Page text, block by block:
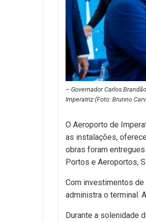
– Governador Carlos
Imperatriz (Foto: Brunno
O Aeroporto de
as instalações,
obras foram
Portos e Aeroportos,
Com investimentos de
administra o terminal.
Durante a solenidade